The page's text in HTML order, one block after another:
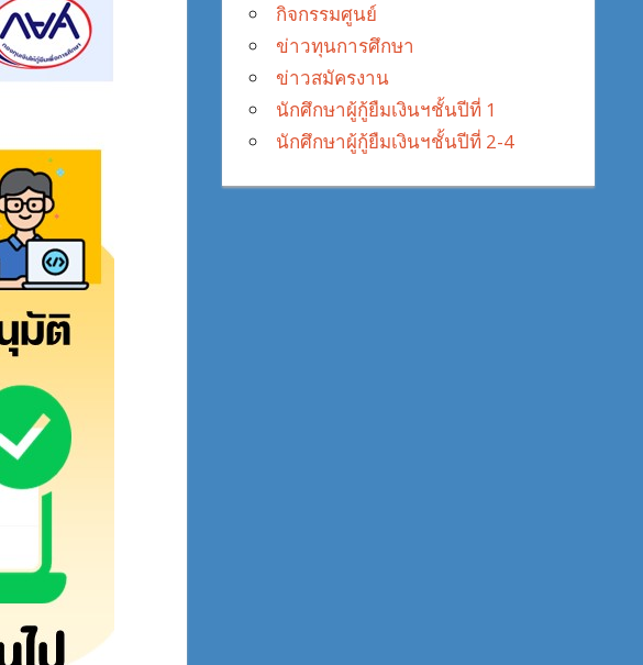
กิจกรรมศูนย์
ข่าวทุนการศึกษา
ข่าวสมัครงาน
นักศึกษาผู้กู้ยืมเงินฯชั้นปีที่ 1
นักศึกษาผู้กู้ยืมเงินฯชั้นปีที่ 2-4